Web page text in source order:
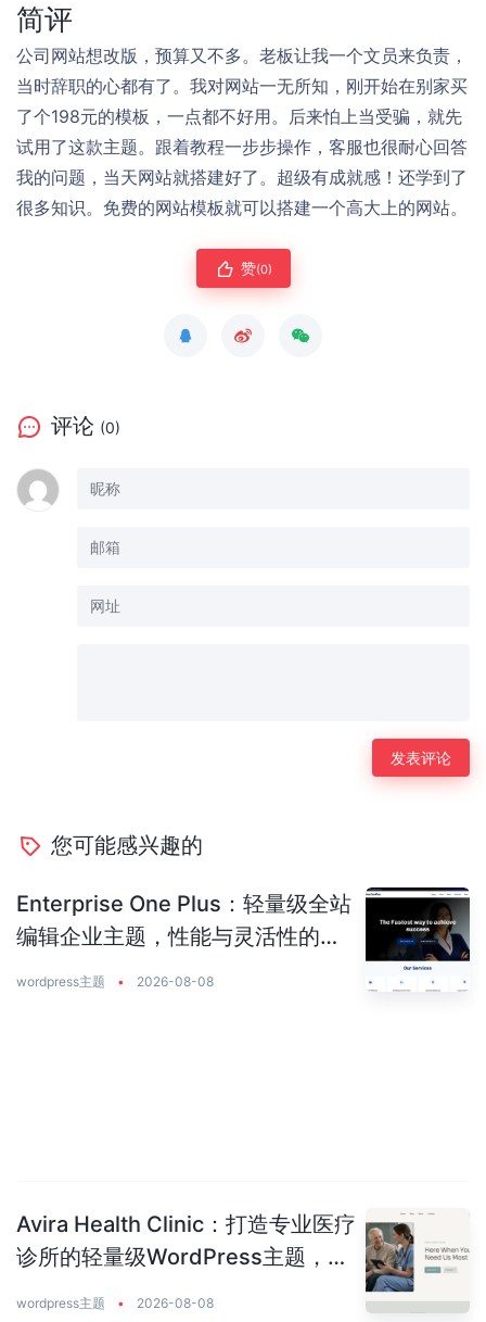
简评
公司网站想改版，预算又不多。老板让我一个文员来负责，
当时辞职的心都有了。我对网站一无所知，刚开始在别家买
了个198元的模板，一点都不好用。后来怕上当受骗，就先
试用了这款主题。跟着教程一步步操作，客服也很耐心回答
我的问题，当天网站就搭建好了。超级有成就感！还学到了
很多知识。免费的网站模板就可以搭建一个高大上的网站。
赞(0)
评论 (0)
您可能感兴趣的
Enterprise One Plus：轻量级全站
编辑企业主题，性能与灵活性的完
wordpress主题 • 2026-08-08
Avira Health Clinic：打造专业医疗
诊所的轻量级WordPress主题，让
wordpress主题 • 2026-08-08